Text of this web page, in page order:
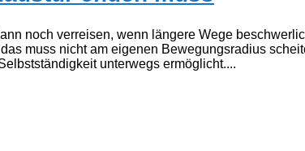
noch verreisen, wenn längere Wege
muss nicht am eigenen Bewegungsradius
unterwegs ermöglicht....